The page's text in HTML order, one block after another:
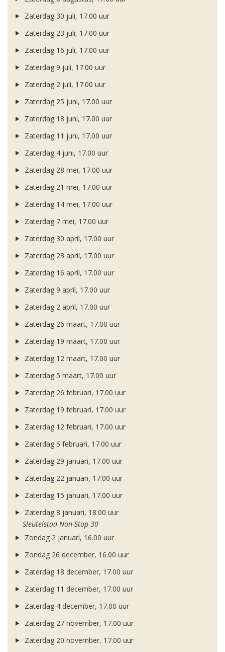
Zaterdag 30 juli, 17.00 uur
Zaterdag 23 juli, 17.00 uur
Zaterdag 16 juli, 17.00 uur
Zaterdag 9 juli, 17.00 uur
Zaterdag 2 juli, 17.00 uur
Zaterdag 25 juni, 17.00 uur
Zaterdag 18 juni, 17.00 uur
Zaterdag 11 juni, 17.00 uur
Zaterdag 4 juni, 17.00 uur
Zaterdag 28 mei, 17.00 uur
Zaterdag 21 mei, 17.00 uur
Zaterdag 14 mei, 17.00 uur
Zaterdag 7 mei, 17.00 uur
Zaterdag 30 april, 17.00 uur
Zaterdag 23 april, 17.00 uur
Zaterdag 16 april, 17.00 uur
Zaterdag 9 april, 17.00 uur
Zaterdag 2 april, 17.00 uur
Zaterdag 26 maart, 17.00 uur
Zaterdag 19 maart, 17.00 uur
Zaterdag 12 maart, 17.00 uur
Zaterdag 5 maart, 17.00 uur
Zaterdag 26 februari, 17.00 uur
Zaterdag 19 februari, 17.00 uur
Zaterdag 12 februari, 17.00 uur
Zaterdag 5 februari, 17.00 uur
Zaterdag 29 januari, 17.00 uur
Zaterdag 22 januari, 17.00 uur
Zaterdag 15 januari, 17.00 uur
Zaterdag 8 januari, 18.00 uur
Sleutelstad Non-Stop 30
Zondag 2 januari, 16.00 uur
Zondag 26 december, 16.00 uur
Zaterdag 18 december, 17.00 uur
Zaterdag 11 december, 17.00 uur
Zaterdag 4 december, 17.00 uur
Zaterdag 27 november, 17.00 uur
Zaterdag 20 november, 17.00 uur